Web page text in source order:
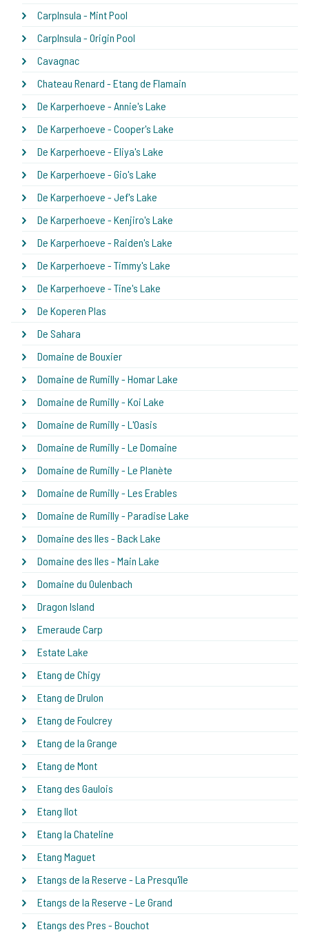
CarpInsula - Mint Pool
CarpInsula - Origin Pool
Cavagnac
Chateau Renard - Etang de Flamain
De Karperhoeve - Annie's Lake
De Karperhoeve - Cooper's Lake
De Karperhoeve - Eliya's Lake
De Karperhoeve - Gio's Lake
De Karperhoeve - Jef's Lake
De Karperhoeve - Kenjiro's Lake
De Karperhoeve - Raiden's Lake
De Karperhoeve - Timmy's Lake
De Karperhoeve - Tine's Lake
De Koperen Plas
De Sahara
Domaine de Bouxier
Domaine de Rumilly - Homar Lake
Domaine de Rumilly - Koi Lake
Domaine de Rumilly - L'Oasis
Domaine de Rumilly - Le Domaine
Domaine de Rumilly - Le Planète
Domaine de Rumilly - Les Erables
Domaine de Rumilly - Paradise Lake
Domaine des Iles - Back Lake
Domaine des Iles - Main Lake
Domaine du Oulenbach
Dragon Island
Emeraude Carp
Estate Lake
Etang de Chigy
Etang de Drulon
Etang de Foulcrey
Etang de la Grange
Etang de Mont
Etang des Gaulois
Etang Ilot
Etang la Chateline
Etang Maguet
Etangs de la Reserve - La Presqu'île
Etangs de la Reserve - Le Grand
Etangs des Pres - Bouchot